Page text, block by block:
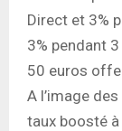
Direct et 3%
3% pendant
50 euros
A l’image
taux boosté